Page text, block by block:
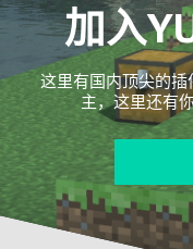
加入
这里有国内顶尖的
主，这里还有